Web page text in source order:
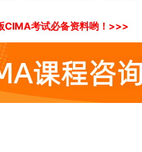
CIMA考试必备资料哟！>>>